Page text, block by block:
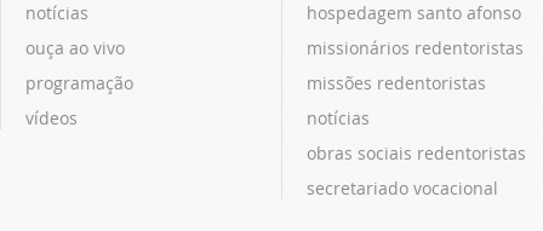
notícias
ouça ao vivo
programação
vídeos
hospedagem santo afonso
missionários redentoristas
missões redentoristas
notícias
obras sociais redentoristas
secretariado vocacional